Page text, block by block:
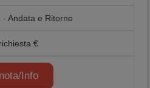
- Andata e Ritorno
€
Info